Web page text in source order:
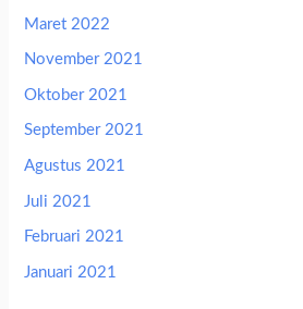
Maret 2022
November 2021
Oktober 2021
September 2021
Agustus 2021
Juli 2021
Februari 2021
Januari 2021